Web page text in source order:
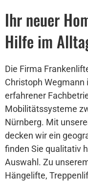
Ihr neuer
Hilfe im
Die Firma
Christoph
erfahrener
Mobilitätssysteme
Nürnberg. Mit
decken wir ein
finden Sie qualitativ
Auswahl. Zu
Hängelifte,